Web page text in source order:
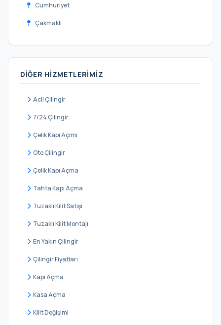
Cumhuriyet
Çakmaklı
Ekinoba
Fatih
DIĞER HIZMETLERIMIZ
Acil Çilingir
7/24 Çilingir
Çelik Kapı Açımı
Oto Çilingir
Çelik Kapı Açma
Tahta Kapı Açma
Tuzaklı Kilit Satışı
Tuzaklı Kilit Montajı
En Yakın Çilingir
Çilingir Fiyatları
Kapı Açma
Kasa Açma
Kilit Değişimi